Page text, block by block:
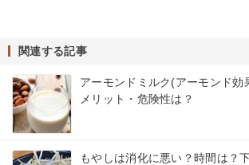
関連する記事
アーモンドミルク(アーモンド効
メリット・危険性は？
もやしは消化に悪い？時間は？